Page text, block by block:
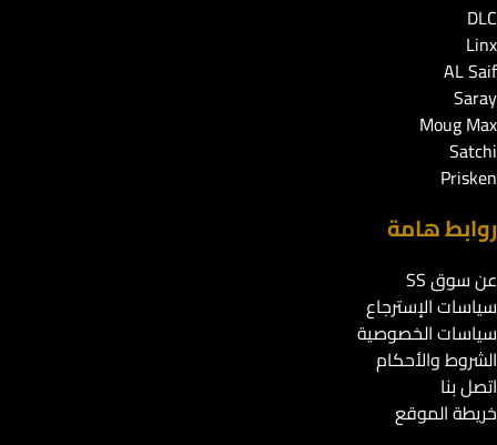
DLC
Linx
AL Saif
Saray
Moug Max
Satchi
Prisken
روابط هامة
عن سوق SS
سياسات الإسترجاع
سياسات الخصوصية
الشروط والأحكام
اتصل بنا
خريطة الموقع